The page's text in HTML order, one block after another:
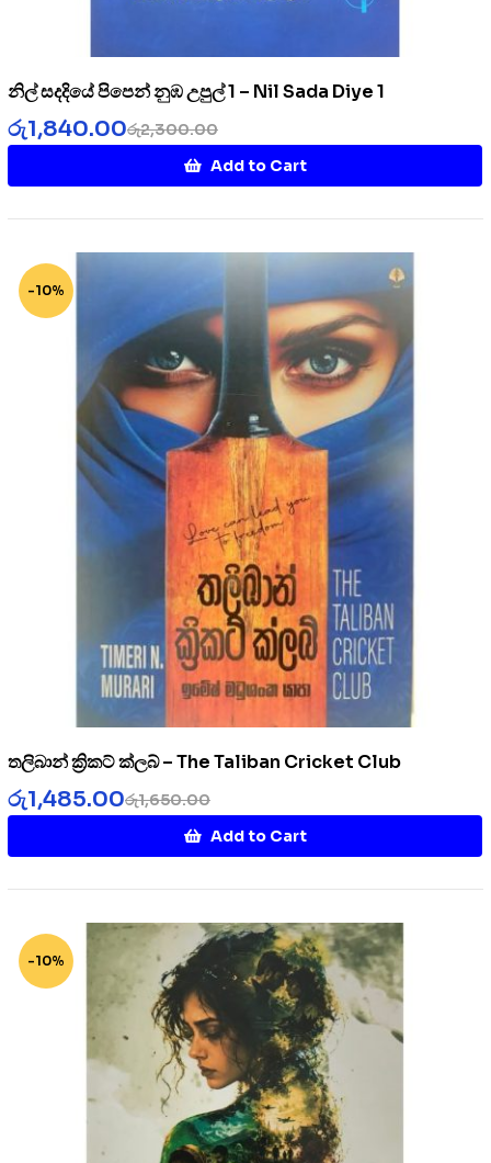
නිල් සදදියේ පිපෙන් නුඹ උපුල් 1 – Nil Sada Diye 1
රු2,300.00
රු1,840.00
Add to Cart
-10%
තලිබාන් ක්‍රිකට් ක්ලබ් – The Taliban Cricket Club
රු1,650.00
රු1,485.00
Add to Cart
-10%